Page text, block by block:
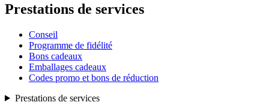
Prestations de services
Conseil
Programme de fidélité
Bons cadeaux
Emballages cadeaux
Codes promo et bons de réduction
Prestations de services